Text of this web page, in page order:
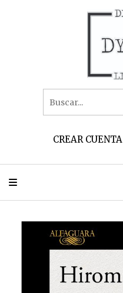
CREAR CUENTA